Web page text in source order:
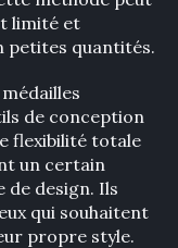
limité et
petites quantités.
de conception
flexibilité totale
un certain
de design. Ils
qui souhaitent
propre style.